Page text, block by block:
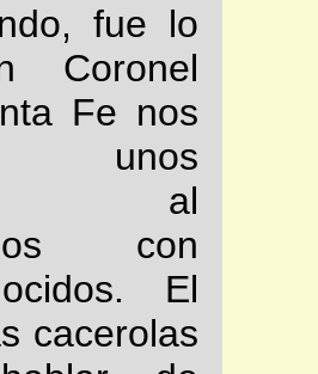
fue lo
Coronel
Fe nos
unos
al
con
El
cacerolas